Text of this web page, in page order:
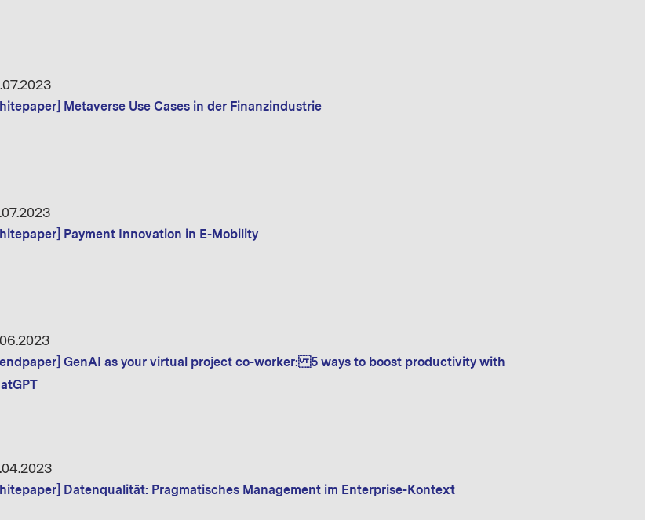
Metaverse Use Cases in der Finanzindustrie
Payment Innovation in E-Mobility
GenAI as your virtual project co-worker: 5 ways to boost productivity with
Datenqualität: Pragmatisches Management im Enterprise-Kontext